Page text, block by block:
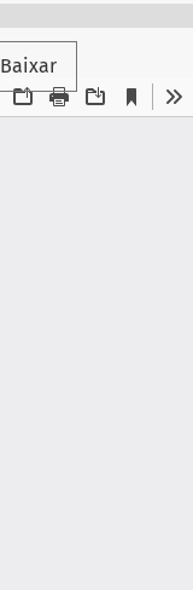
Baixar